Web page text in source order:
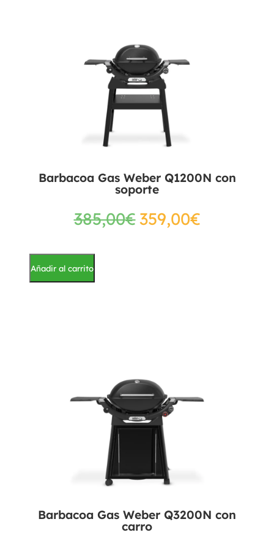
Barbacoa Gas Weber Q1200N con
soporte
385,00€359,00€
Añadir al carrito
Barbacoa Gas Weber Q3200N con
carro